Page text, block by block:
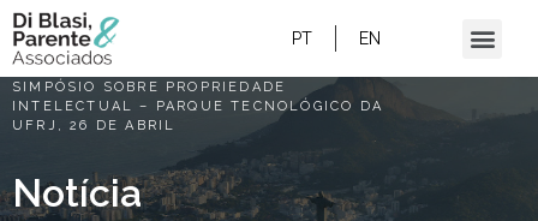
PT EN
HOME/
SIMPÓSIO SOBRE PROPRIEDADE
INTELECTUAL – PARQUE TECNOLÓGICO DA
UFRJ, 26 DE ABRIL
Notícia